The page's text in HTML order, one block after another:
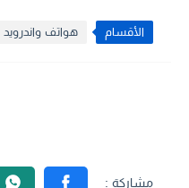
الأقسام هواتف واندرويد